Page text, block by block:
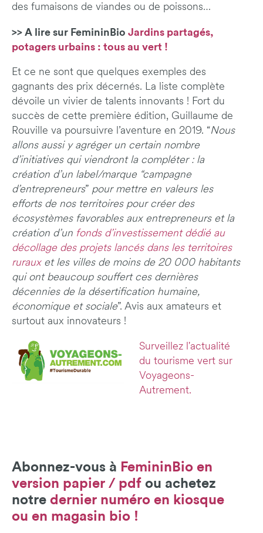
des fumaisons de viandes ou de poissons…
>> A lire sur FemininBio Jardins partagés,
potagers urbains : tous au vert !
Et ce ne sont que quelques exemples des
gagnants des prix décernés. La liste complète
dévoile un vivier de talents innovants ! Fort du
succès de cette première édition, Guillaume de
Rouville va poursuivre l’aventure en 2019. “Nous
allons aussi y agréger un certain nombre
d’initiatives qui viendront la compléter : la
création d’un label/marque “campagne
d’entrepreneurs” pour mettre en valeurs les
efforts de nos territoires pour créer des
écosystèmes favorables aux entrepreneurs et la
création d’un fonds d’investissement dédié au
décollage des projets lancés dans les territoires
rurauxet les villes de moins de 20 000 habitants
qui ont beaucoup souffert ces dernières
décennies de la désertification humaine,
économique et sociale”. Avis aux amateurs et
surtout aux innovateurs !
Surveillez l'actualité
du tourisme vert sur
Voyageons-
Autrement.
Abonnez-vous à FemininBio en
version papier / pdf ou achetez
notre dernier numéro en kiosque
ou en magasin bio !